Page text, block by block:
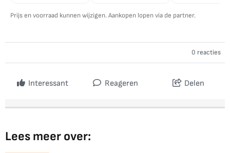
Prijs en voorraad kunnen wijzigen. Aankopen lopen via de partner.
0 reacties
Interessant Reageren Delen
Lees meer over: